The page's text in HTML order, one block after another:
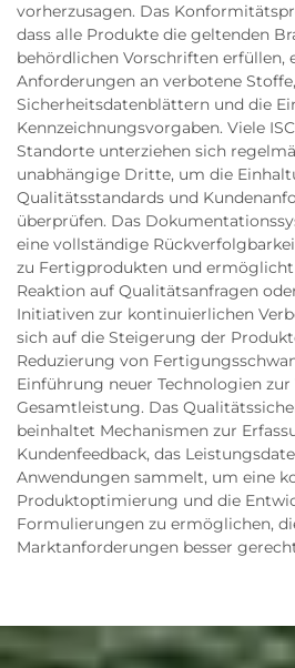
vorherzusagen. Das
dass alle Produkte die geltenden
behördlichen Vorschriften erfüllen,
Anforderungen an verbotene
Sicherheitsdatenblättern und die
Kennzeichnungsvorgaben. Viele
Standorte unterziehen sich
unabhängige Dritte, um die
Qualitätsstandards und
überprüfen. Das
eine vollständige
zu Fertigprodukten und ermöglicht
Reaktion auf Qualitätsanfragen
Initiativen zur kontinuierlichen
sich auf die Steigerung der
Reduzierung von
Einführung neuer Technologien zur
Gesamtleistung. Das
beinhaltet Mechanismen zur
Kundenfeedback, das
Anwendungen sammelt, um eine
Produktoptimierung und die
Formulierungen zu ermöglichen,
Marktanforderungen besser